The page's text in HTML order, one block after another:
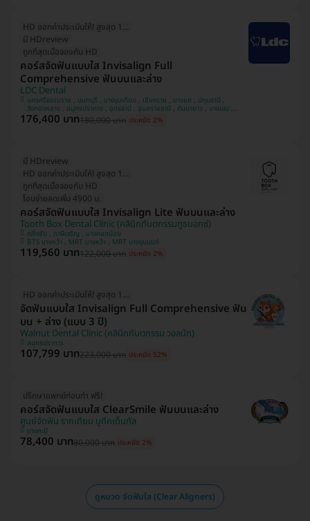
HD ออกค่าประเมินให้! สูงสุด 1500 บ.
มี HDreview
ถูกที่สุดเมื่อจองกับ HD
คอร์สจัดฟันแบบใส Invisalign Full
Comprehensive ฟันบนและล่าง
LDC Dental
นครศรีธรรมราช , นนทบุรี , บางขุนเทียน , เชียงราย , บางแค , ปทุมธานี ,
วังทองหลาง , สมุทรปราการ , อุดรธานี , อุบลราชธานี , คันนายาว , บางเขน ,
สวนหลวง , หลักสี่ , มีนบุรี , นครพนม , ทวีวัฒนา
176,400 บาท180,000 บาท ประหยัด 2%
มี HDreview
HD ออกค่าประเมินให้! สูงสุด 1500 บ.
ถูกที่สุดเมื่อจองกับ HD
โอนจ่ายลดเพิ่ม 4900 บ.
คอร์สจัดฟันแบบใส Invisalign Lite ฟันบนและล่าง
Tooth Box Dental Clinic (คลินิกทันตกรรมทูธบอกซ์)
ตลิ่งชัน , ภาษีเจริญ , บางกอกน้อย
BTS บางหว้า , MRT บางหว้า , MRT บางขุนนนท์
119,560 บาท122,000 บาท ประหยัด 2%
HD ออกค่าประเมินให้! สูงสุด 1500 บ.
จัดฟันแบบใส Invisalign Full Comprehensive ฟัน
บน + ล่าง (แบบ 3 ปี)
Walnut Dental Clinic (คลินิกทันตกรรม วอลนัท)
สมุทรปราการ
107,799 บาท223,000 บาท ประหยัด 52%
ปรึกษาแพทย์ก่อนทำ ฟรี!
คอร์สจัดฟันแบบใส ClearSmile ฟันบนและล่าง
ศูนย์จัดฟัน รากเทียม บูทีคเด็นทัล
บางกะปิ
78,400 บาท80,000 บาท ประหยัด 2%
ดูหมวด จัดฟันใส (Clear Aligners)